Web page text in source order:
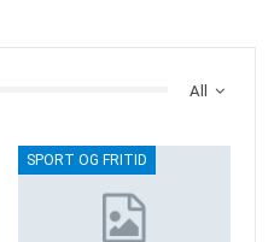
All
SPORT OG FRITID